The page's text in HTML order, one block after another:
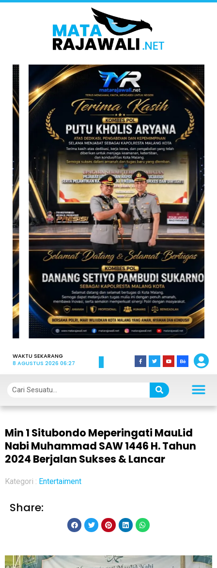
WAKTU SEKARANG
8 AGUSTUS 2026 06:27
Min 1 Situbondo Meperingati MauLid
Nabi Muhammad SAW 1446 H. Tahun
2024 Berjalan Sukses & Lancar
Kategori : Entertaiment
Share: